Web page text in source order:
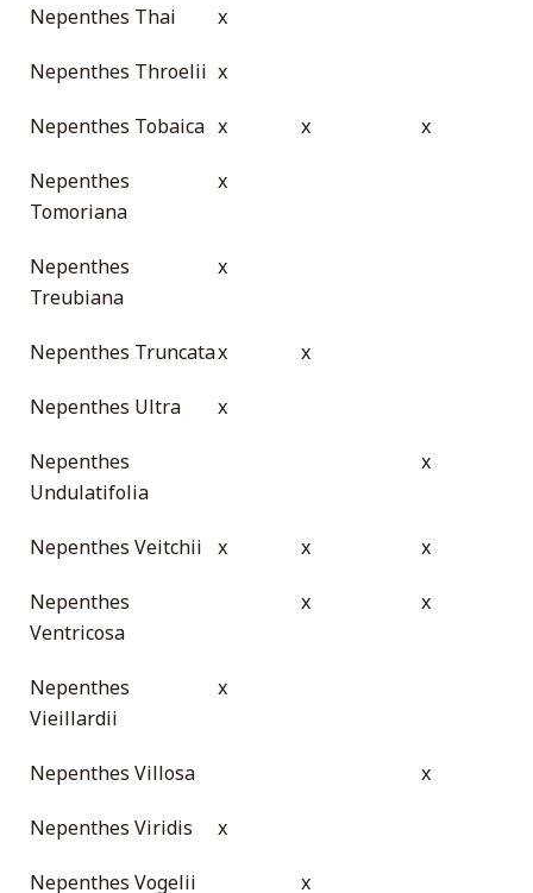
Nepenthes Thai x
Nepenthes Throelii x
Nepenthes Tobaica x x x
Nepenthes
Tomoriana
x
Nepenthes
Treubiana
x
Nepenthes Truncatax x
Nepenthes Ultra x
Nepenthes
Undulatifolia
x
Nepenthes Veitchii x x x
Nepenthes
Ventricosa
x x
Nepenthes
Vieillardii
x
Nepenthes Villosa x
Nepenthes Viridis x
Nepenthes Vogelii x